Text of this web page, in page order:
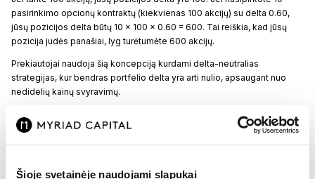
Šioje svetainėje naudojami slapukai
pasirinkimo opcionų kontraktų (kiekvienas 100 akcijų) su delta 0.60,
jūsų pozicijos delta būtų 10 × 100 × 0.60 = 600. Tai reiškia, kad jūsų
pozicija judės panašiai, lyg turėtumėte 600 akcijų.
Prekiautojai naudoja šią koncepciją kurdami delta-neutralias
strategijas, kur bendras portfelio delta yra arti nulio, apsaugant nuo
nedidelių kainų svyravimų.